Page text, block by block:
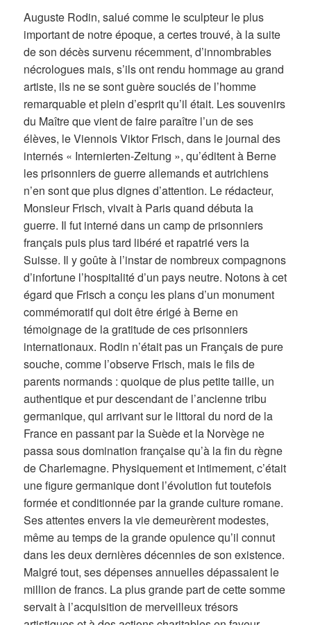
Auguste Rodin, salué comme le sculpteur le plus
important de notre époque, a certes trouvé, à la suite
de son décès survenu récemment, d’innombrables
nécrologues mais, s’ils ont rendu hommage au grand
artiste, ils ne se sont guère souciés de l’homme
remarquable et plein d’esprit qu’il était. Les souvenirs
du Maître que vient de faire paraître l’un de ses
élèves, le Viennois Viktor Frisch, dans le journal des
internés « Internierten-Zeitung », qu’éditent à Berne
les prisonniers de guerre allemands et autrichiens
n’en sont que plus dignes d’attention. Le rédacteur,
Monsieur Frisch, vivait à Paris quand débuta la
guerre. Il fut interné dans un camp de prisonniers
français puis plus tard libéré et rapatrié vers la
Suisse. Il y goûte à l’instar de nombreux compagnons
d’infortune l’hospitalité d’un pays neutre. Notons à cet
égard que Frisch a conçu les plans d’un monument
commémoratif qui doit être érigé à Berne en
témoignage de la gratitude de ces prisonniers
internationaux. Rodin n’était pas un Français de pure
souche, comme l’observe Frisch, mais le fils de
parents normands : quoique de plus petite taille, un
authentique et pur descendant de l’ancienne tribu
germanique, qui arrivant sur le littoral du nord de la
France en passant par la Suède et la Norvège ne
passa sous domination française qu’à la fin du règne
de Charlemagne. Physiquement et intimement, c’était
une figure germanique dont l’évolution fut toutefois
formée et conditionnée par la grande culture romane.
Ses attentes envers la vie demeurèrent modestes,
même au temps de la grande opulence qu’il connut
dans les deux dernières décennies de son existence.
Malgré tout, ses dépenses annuelles dépassaient le
million de francs. La plus grande part de cette somme
servait à l’acquisition de merveilleux trésors